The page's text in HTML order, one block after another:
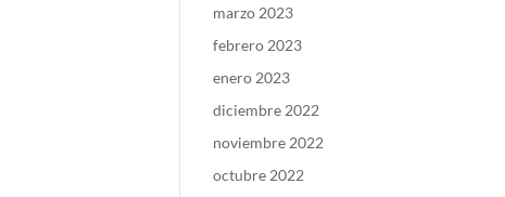
marzo 2023
febrero 2023
enero 2023
diciembre 2022
noviembre 2022
octubre 2022